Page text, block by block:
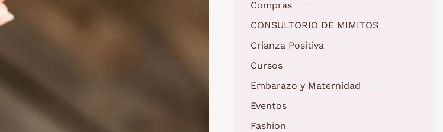
Compras
CONSULTORIO DE MIMITOS
Crianza Positiva
Cursos
Embarazo y Maternidad
Eventos
Fashion